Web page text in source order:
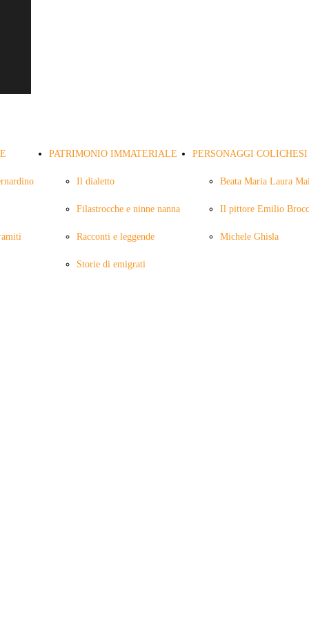
PATRIMONIO IMMATERIALE
Il dialetto
Filastrocche e ninne nanna
Racconti e leggende
Storie di emigrati
PERSONAGGI COLICHESI
Beata Maria Laura
Il pittore Emilio
Michele Ghisla